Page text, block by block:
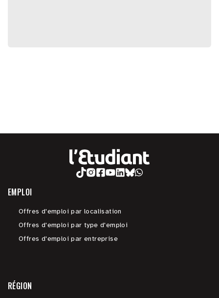
EMPLOI
Offres d'emploi par localisation
Offres d'emploi par type d'emploi
Offres d'emploi par entreprise
RÉGION